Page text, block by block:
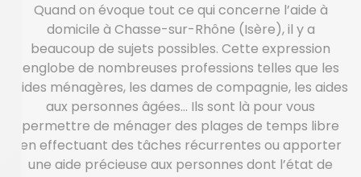
Quand on évoque tout ce qui concerne l’aide à
domicile à Chasse-sur-Rhône (Isère), il y a
beaucoup de sujets possibles. Cette expression
englobe de nombreuses professions telles que les
aides ménagères, les dames de compagnie, les aides
aux personnes âgées… Ils sont là pour vous
permettre de ménager des plages de temps libre
en effectuant des tâches récurrentes ou apporter
une aide précieuse aux personnes dont l’état de